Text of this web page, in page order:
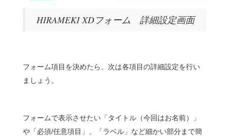
HIRAMEKI XDフォーム 詳細設定画面
フォーム項目を決めたら、次は各項目の詳細設定を行い
ましょう。
フォームで表示させたい「タイトル（今回はお名前）」
や「必須/任意項目」、「ラベル」など細かい部分まで簡